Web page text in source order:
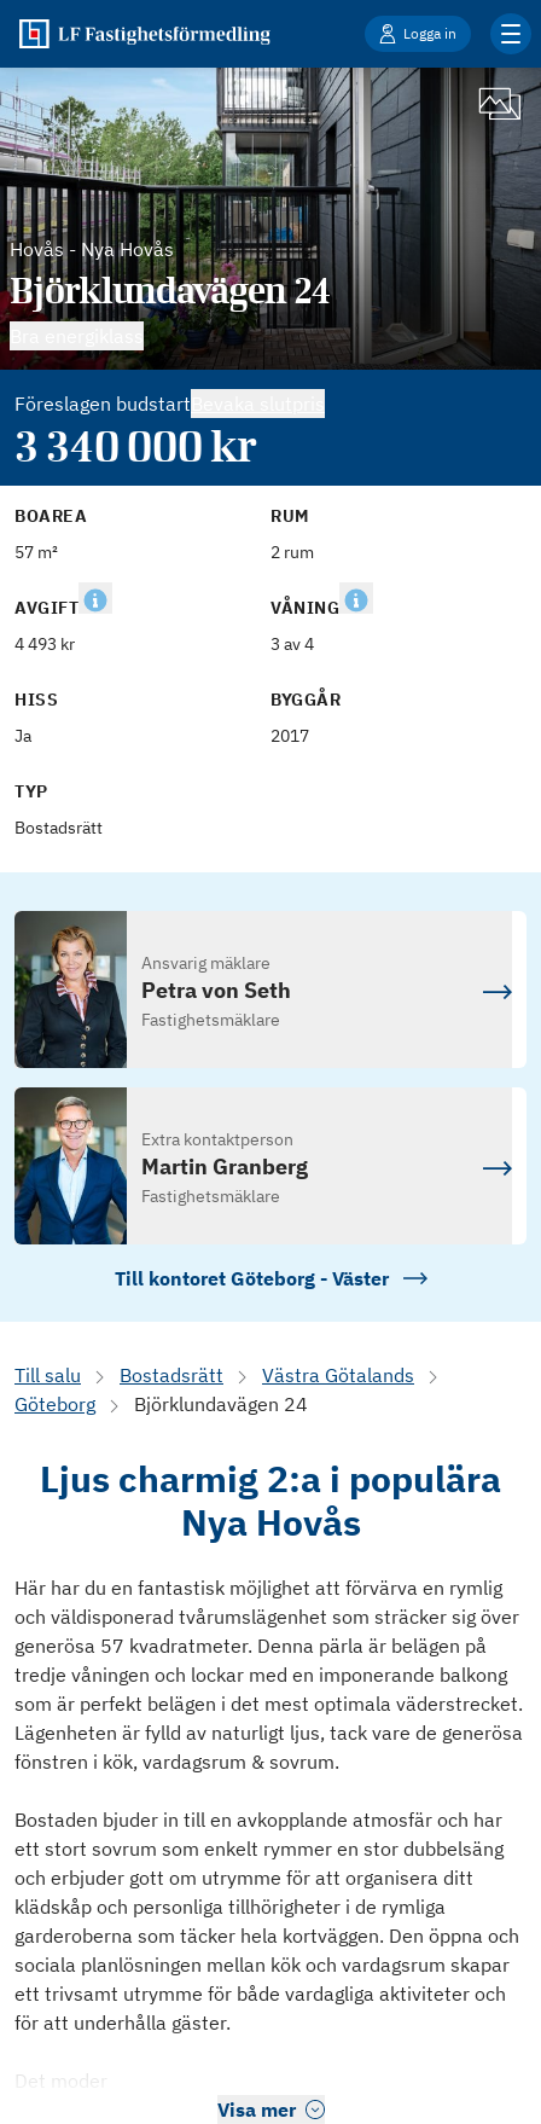
Logga in
Hovås - Nya Hovås
Björklundavägen 24
Föreslagen budstart
3 340 000kr
BOAREA
57 m²
RUM
2 rum
AVGIFT
4 493 kr
VÅNING
3 av 4
HISS
Ja
BYGGÅR
2017
TYP
Bostadsrätt
Ansvarig mäklare
Petra von Seth
Fastighetsmäklare
Extra kontaktperson
Martin Granberg
Fastighetsmäklare
Till kontoret Göteborg - Väster
Till salu Bostadsrätt
Västra Götalands
Göteborg
Björklundavägen 24
Ljus charmig 2:a i populära
Nya Hovås
Här har du en fantastisk möjlighet att förvärva en rymlig
och väldisponerad tvårumslägenhet som sträcker sig över
generösa 57 kvadratmeter. Denna pärla är belägen på
tredje våningen och lockar med en imponerande balkong
som är perfekt belägen i det mest optimala väderstrecket.
Lägenheten är fylld av naturligt ljus, tack vare de generösa
fönstren i kök, vardagsrum & sovrum.
Bostaden bjuder in till en avkopplande atmosfär och har
ett stort sovrum som enkelt rymmer en stor dubbelsäng
och erbjuder gott om utrymme för att organisera ditt
klädskåp och personliga tillhörigheter i de rymliga
garderoberna som täcker hela kortväggen. Den öppna och
sociala planlösningen mellan kök och vardagsrum skapar
ett trivsamt utrymme för både vardagliga aktiviteter och
för att underhålla gäster.
Det moder
Visa mer